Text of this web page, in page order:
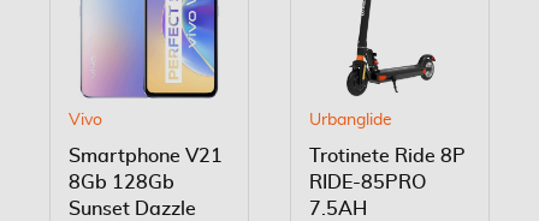
Vivo
Smartphone V21
8Gb 128Gb
Sunset Dazzle
Urbanglide
Trotinete Ride 8P
RIDE-85PRO
7.5AH